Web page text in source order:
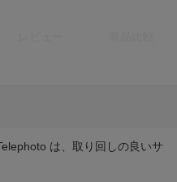
は、取り回しの良いサ